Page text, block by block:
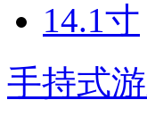
14.1寸
手持式